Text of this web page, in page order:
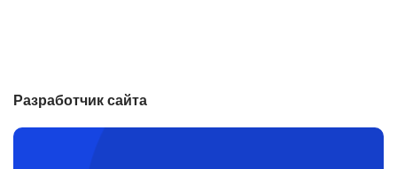
Разработчик сайта